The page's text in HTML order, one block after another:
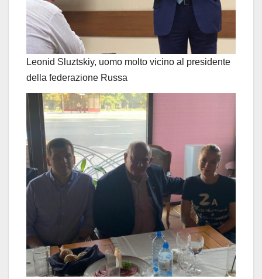
Leonid Sluztskiy, uomo molto vicino al presidente
della federazione Russa